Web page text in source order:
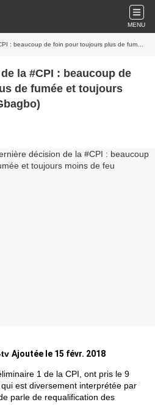
MENU
foin pour toujours plus de fumée et toujours moins de feu (#FreeGbagbo)
la #CPI : beaucoup de
de fumée et toujours
tv Ajoutée le 15 févr. 2018
1 de la CPI, ont pris le 9
est diversement interprétée par
parle de requalification des